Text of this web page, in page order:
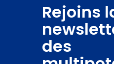
Rejoins
des